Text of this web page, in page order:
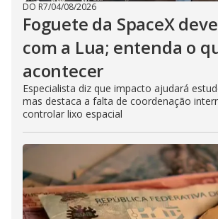
DO R7/04/08/2026
Foguete da SpaceX
com a Lua; entenda o
acontecer
Especialista diz que impacto ajudará
mas destaca a falta de coordenação
controlar lixo espacial